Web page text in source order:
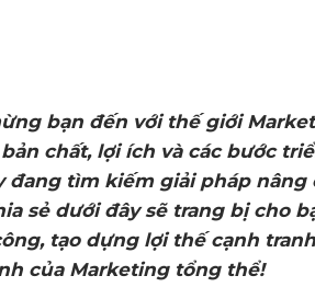
bạn đến với thế giới
chất, lợi ích và các bước
đang tìm kiếm giải pháp
sẻ dưới đây sẽ trang bị cho
tạo dựng lợi thế cạnh
của Marketing tổng thể!